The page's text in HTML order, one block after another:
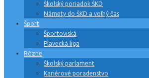
Školský poriadok ŠKD
Námety do ŠKD a voľný čas
Šport
Športoviská
Plavecká liga
Rôzne
Školský parlament
Kariérové poradenstvo